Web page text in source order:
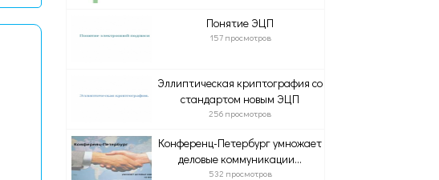
Понятие ЭЦП
157 просмотров
Эллиптическая криптография со
стандартом новым ЭЦП
256 просмотров
Конференц-Петербург умножает
деловые коммуникации...
532 просмотров